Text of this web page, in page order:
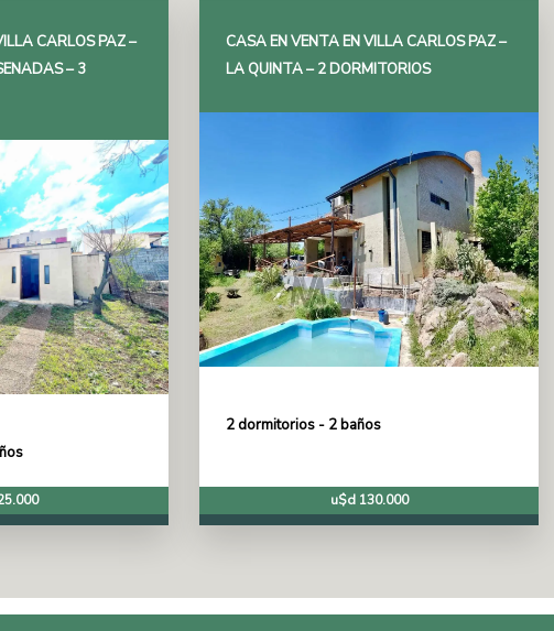
CARLOS PAZ –
– 3
CASA EN VENTA EN VILLA CARLOS PAZ –
LA QUINTA – 2 DORMITORIOS
2 dormitorios - 2 baños
u$d 130.000